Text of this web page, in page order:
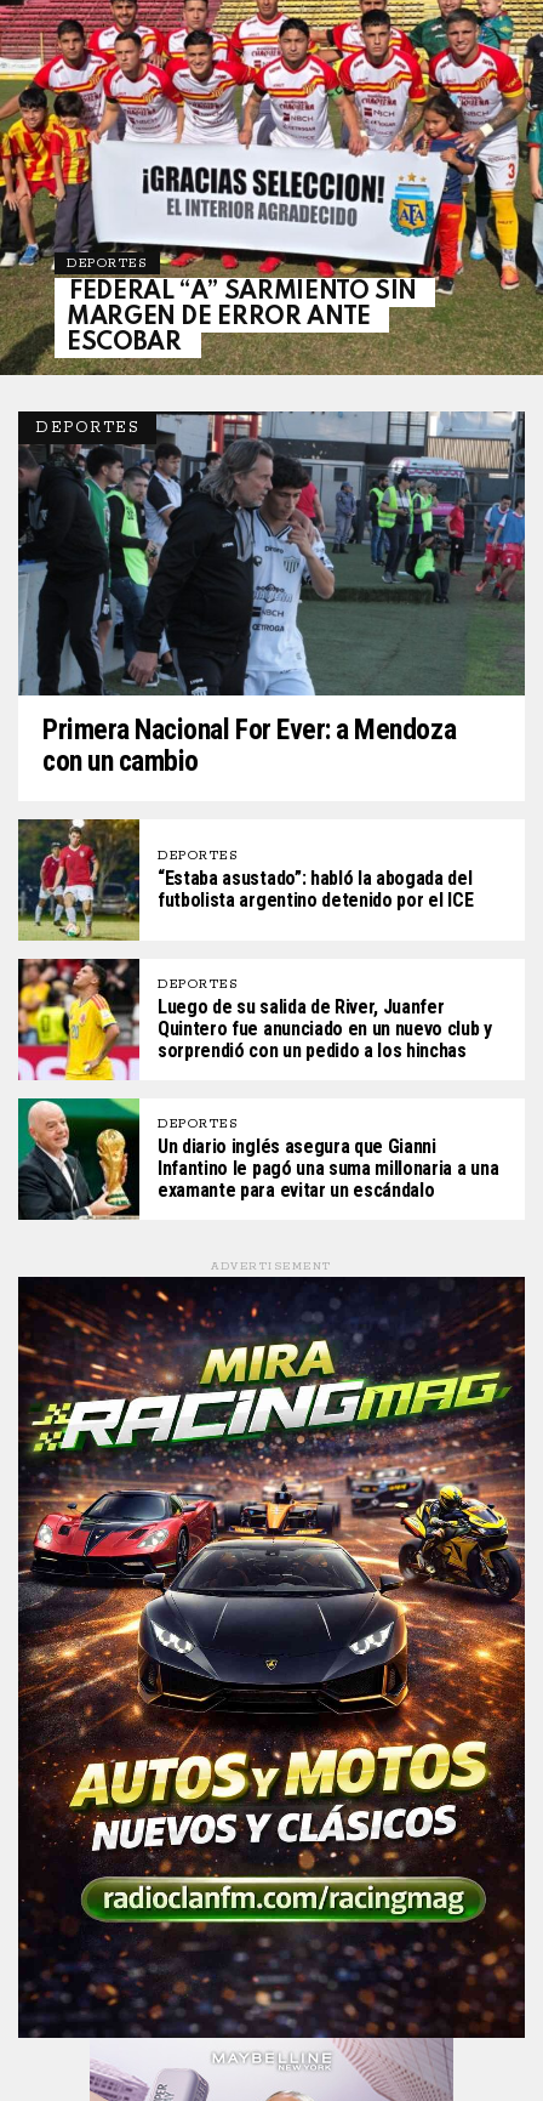
DEPORTES
FEDERAL “A” SARMIENTO SIN
MARGEN DE ERROR ANTE
ESCOBAR
DEPORTES
Primera Nacional For Ever: a Mendoza
con un cambio
DEPORTES
“Estaba asustado”: habló la abogada del
futbolista argentino detenido por el ICE
DEPORTES
Luego de su salida de River, Juanfer
Quintero fue anunciado en un nuevo club y
sorprendió con un pedido a los hinchas
DEPORTES
Un diario inglés asegura que Gianni
Infantino le pagó una suma millonaria a una
examante para evitar un escándalo
ADVERTISEMENT